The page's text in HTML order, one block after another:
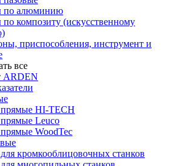
по алюминию
композиту (искусственному
приспособления, инструмент и
все
ARDEN
HI-TECH
Leuco
WoodTec
кромкооблицовочных станков